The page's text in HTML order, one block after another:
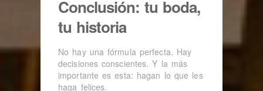
Conclusión: tu boda,
tu historia
No hay una fórmula perfecta. Hay
decisiones conscientes. Y la más
importante es esta: hagan lo que les
haga felices.